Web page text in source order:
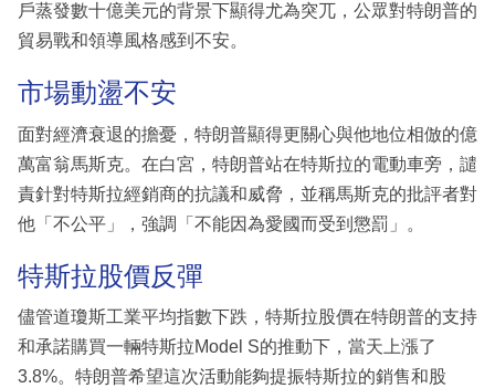
戶蒸發數十億美元的背景下顯得尤為突兀，公眾對特朗普的
貿易戰和領導風格感到不安。
市場動盪不安
面對經濟衰退的擔憂，特朗普顯得更關心與他地位相倣的億
萬富翁馬斯克。在白宮，特朗普站在特斯拉的電動車旁，譴
責針對特斯拉經銷商的抗議和威脅，並稱馬斯克的批評者對
他「不公平」，強調「不能因為愛國而受到懲罰」。
特斯拉股價反彈
儘管道瓊斯工業平均指數下跌，特斯拉股價在特朗普的支持
和承諾購買一輛特斯拉Model S的推動下，當天上漲了
3.8%。特朗普希望這次活動能夠提振特斯拉的銷售和股